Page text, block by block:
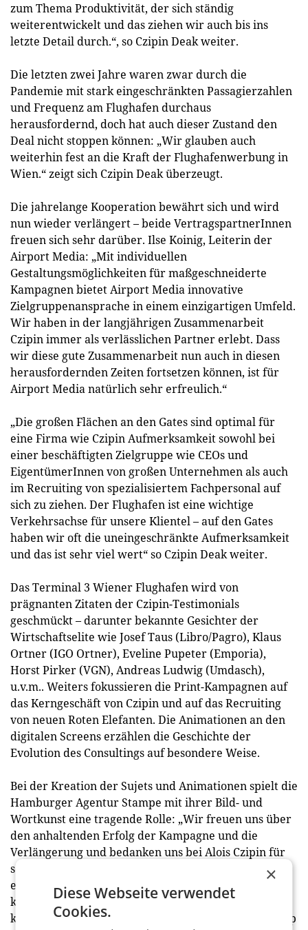
zum Thema Produktivität, der sich ständig
weiterentwickelt und das ziehen wir auch bis ins
letzte Detail durch.“, so Czipin Deak weiter.
Die letzten zwei Jahre waren zwar durch die
Pandemie mit stark eingeschränkten Passagierzahlen
und Frequenz am Flughafen durchaus
herausfordernd, doch hat auch dieser Zustand den
Deal nicht stoppen können: „Wir glauben auch
weiterhin fest an die Kraft der Flughafenwerbung in
Wien.“ zeigt sich Czipin Deak überzeugt.
Die jahrelange Kooperation bewährt sich und wird
nun wieder verlängert – beide VertragspartnerInnen
freuen sich sehr darüber. Ilse Koinig, Leiterin der
Airport Media: „Mit individuellen
Gestaltungsmöglichkeiten für maßgeschneiderte
Kampagnen bietet Airport Media innovative
Zielgruppenansprache in einem einzigartigen Umfeld.
Wir haben in der langjährigen Zusammenarbeit
Czipin immer als verlässlichen Partner erlebt. Dass
wir diese gute Zusammenarbeit nun auch in diesen
herausfordernden Zeiten fortsetzen können, ist für
Airport Media natürlich sehr erfreulich.“
„Die großen Flächen an den Gates sind optimal für
eine Firma wie Czipin Aufmerksamkeit sowohl bei
einer beschäftigten Zielgruppe wie CEOs und
EigentümerInnen von großen Unternehmen als auch
im Recruiting von spezialisiertem Fachpersonal auf
sich zu ziehen. Der Flughafen ist eine wichtige
Verkehrsachse für unsere Klientel – auf den Gates
haben wir oft die uneingeschränkte Aufmerksamkeit
und das ist sehr viel wert“ so Czipin Deak weiter.
Das Terminal 3 Wiener Flughafen wird von
prägnanten Zitaten der Czipin-Testimonials
geschmückt – darunter bekannte Gesichter der
Wirtschaftselite wie Josef Taus (Libro/Pagro), Klaus
Ortner (IGO Ortner), Eveline Pupeter (Emporia),
Horst Pirker (VGN), Andreas Ludwig (Umdasch),
u.v.m.. Weiters fokussieren die Print-Kampagnen auf
das Kerngeschäft von Czipin und auf das Recruiting
von neuen Roten Elefanten. Die Animationen an den
digitalen Screens erzählen die Geschichte der
Evolution des Consultings auf besondere Weise.
Bei der Kreation der Sujets und Animationen spielt die
Hamburger Agentur Stampe mit ihrer Bild- und
Wortkunst eine tragende Rolle: „Wir freuen uns über
den anhaltenden Erfolg der Kampagne und die
Verlängerung und bedanken uns bei Alois Czipin für
seinen Mut und sein Vertrauen, diese in der Branche
einzigartige Markenwelt auf wirklich allen Ebenen
konsequent umzusetzen. Es ist uns eine Ehre, der
kreative Motor der Herde zu sein.“ äußert sich Philipp
×
Diese Webseite verwendet
Cookies.